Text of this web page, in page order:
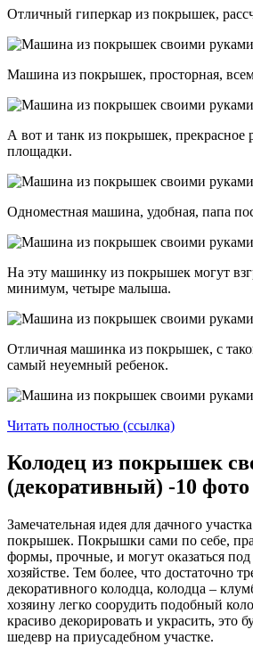
Отличный гиперкар из покрышек,
Машина из покрышек, просторная, всем
А вот и танк из покрышек, прекрасное
площадки.
Одноместная машина, удобная, папа
На эту машинку из покрышек могут
минимум, четыре малыша.
Отличная машинка из покрышек, с
самый неуемный ребенок.
Читать полностью (ссылка)
Колодец из покрышек
(декоративный) -10 фото
Замечательная идея для дачного
покрышек. Покрышки сами по себе,
формы, прочные, и могут оказаться
хозяйстве. Тем более, что достаточно
декоративного колодца, колодца –
хозяину легко соорудить подобный
красиво декорировать и украсить, это
шедевр на приусадебном участке.